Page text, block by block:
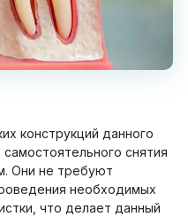
конструкций данного
снятия
Они не требуют
необходимых
что делает данный